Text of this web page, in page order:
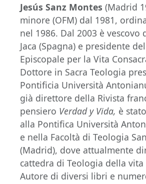
Jesús Sanz Montes (Madrid
minore (OFM) dal 1981,
nel 1986. Dal 2003 è vescovo
Jaca (Spagna) e presidente
Episcopale per la Vita
Dottore in Sacra Teologia
Pontificia Università
già direttore della Rivista
pensiero Verdad y Vida, è
alla Pontifica Università
e nella Facoltà di Teologia
(Madrid), dove attualmente
cattedra di Teologia della vita
Autore di diversi libri e